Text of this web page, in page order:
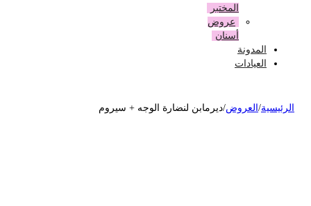
المختبر
عروض
أسنان
المدونة
العيادات
/العروض ديرمابن لنضارة الوجه + سيروم